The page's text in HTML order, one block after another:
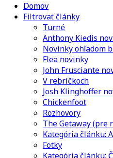
Domov
Filtrovať články
Turné
Anthony Kiedis
Novinky ohľadom
Flea novinky
John Frusciante
V rebríčkoch
Josh Klinghoffer
Chickenfoot
Rozhovory
The Getaway (pre
Kategória článku:
Fotky
Kategória článku: